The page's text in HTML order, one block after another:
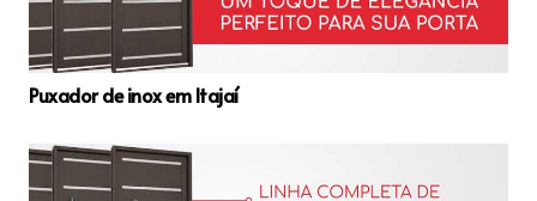
Puxador de inox em Itajaí